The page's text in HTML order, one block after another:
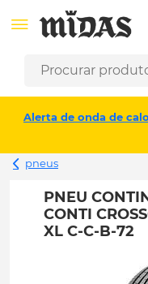
Alerta de onda de
pneus
PNEU
CONTI
XL C-C-B-72